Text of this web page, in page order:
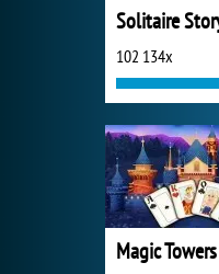
102 134x